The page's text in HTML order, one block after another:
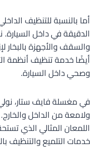
أما بالنسبة للتنظيف
الدقيقة في داخل
والسقف والأجهزة بالبخار
أيضًا خدمة تنظيف أنظمة
وصحي داخل السيارة.
في مغسلة فايف ستار،
ولامعة من الداخل والخارج.
اللمعان المثالي الذي
خدمات التلميع والتنظيف